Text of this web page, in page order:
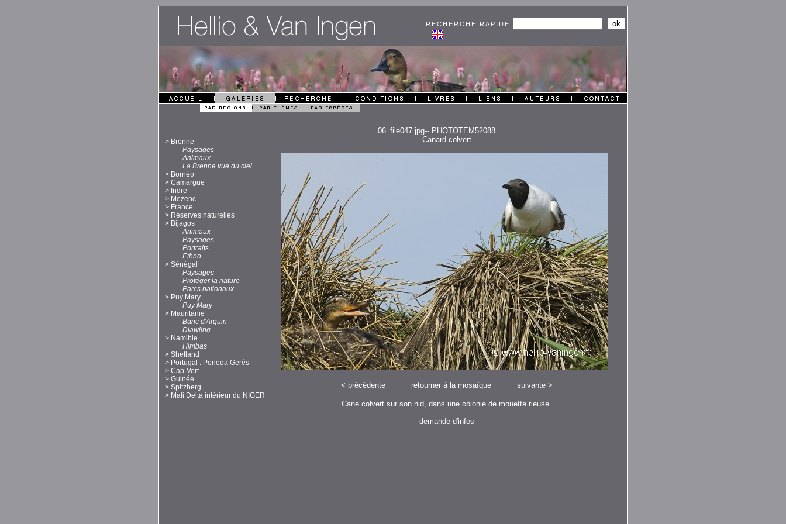
RECHERCHE RAPIDE
06_file047.jpg-- PHOTOTEM52088
> Brenne
Paysages
Animaux
La Brenne vue du ciel
> Bornéo
> Camargue
> Indre
> Mezenc
> France
> Réserves naturelles
> Bijagos
Animaux
Paysages
Portraits
Ethno
> Sénégal
Paysages
Protéger la nature
Parcs nationaux
> Puy Mary
Puy Mary
> Mauritanie
Banc d'Arguin
Diawling
> Namibie
Himbas
> Shetland
> Portugal : Peneda Gerès
> Cap-Vert
> Guinée
> Spitzberg
> Mali Delta intérieur du NIGER
Canard colvert
< précédente retourner à la mosaïque suivante>
Cane colvert sur son nid, dans une colonie de mouette rieuse.
demande d'infos